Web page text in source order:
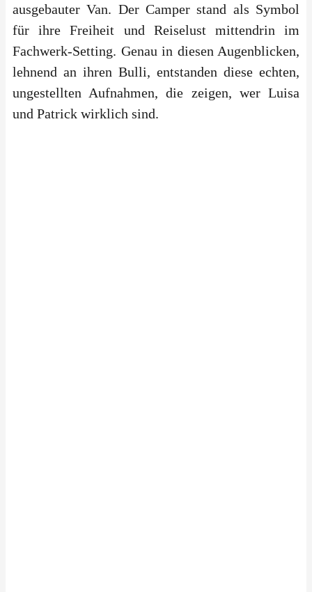
ausgebauter Van. Der Camper stand als Symbol
für ihre Freiheit und Reiselust mittendrin im
Fachwerk-Setting. Genau in diesen Augenblicken,
lehnend an ihren Bulli, entstanden diese echten,
ungestellten Aufnahmen, die zeigen, wer Luisa
und Patrick wirklich sind.